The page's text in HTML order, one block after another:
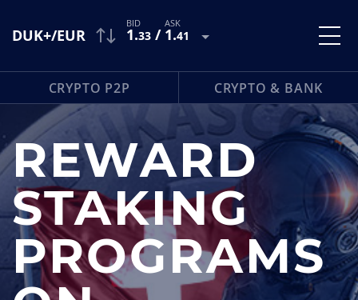
DUK+/EUR 1.33 / 1.41
CRYPTO P2P CRYPTO & BANK
REWARD
STAKING
PROGRAMS